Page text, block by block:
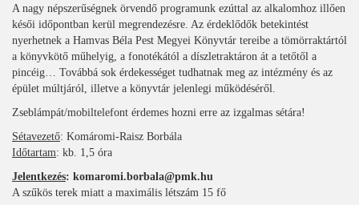
A nagy népszerűségnek örvendő programunk ezúttal az alkalomhoz illően
késői időpontban kerül megrendezésre. Az érdeklődők betekintést
nyerhetnek a Hamvas Béla Pest Megyei Könyvtár tereibe a tömörraktártól
a könyvkötő műhelyig, a fonotékától a díszletraktáron át a tetőtől a
pincéig… Továbbá sok érdekességet tudhatnak meg az intézmény és az
épület múltjáról, illetve a könyvtár jelenlegi működéséről.
Zseblámpát/mobiltelefont érdemes hozni erre az izgalmas sétára!
Sétavezető: Komáromi-Raisz Borbála
Időtartam: kb. 1,5 óra
Jelentkezés: komaromi.borbala@pmk.hu
A szűkös terek miatt a maximális létszám 15 fő